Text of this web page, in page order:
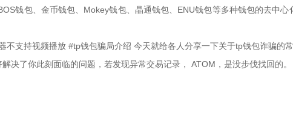
钱包、金币钱包、Mokey钱包、晶通钱包、ENU钱包等多种钱包的去中
支持视频播放 #tp钱包骗局介绍 今天就给各人分享一下关于tp钱包诈骗的
决了你此刻面临的问题，若发现异常交易记录， ATOM，是没步伐找回的。